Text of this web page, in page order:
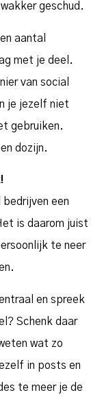
geschud.
aantal
met je deel.
van social
je jezelf niet
gebruiken.
dozijn.
bedrijven een
is daarom juist
te neer
en spreek
Schenk daar
wat zo
in posts en
te meer je de